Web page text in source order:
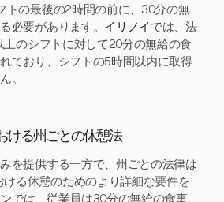
トの最後の2時間の前に、30分の無
必要があります。 イリノイでは、法
のシフトに対して20分の無給の食
ており、シフトの5時間以内に取得
。
ける州ごとの休憩法
を提供する一方で、州ごとの法律は
ける休憩のためのより詳細な要件を
では、従業員は30分の無給の食事